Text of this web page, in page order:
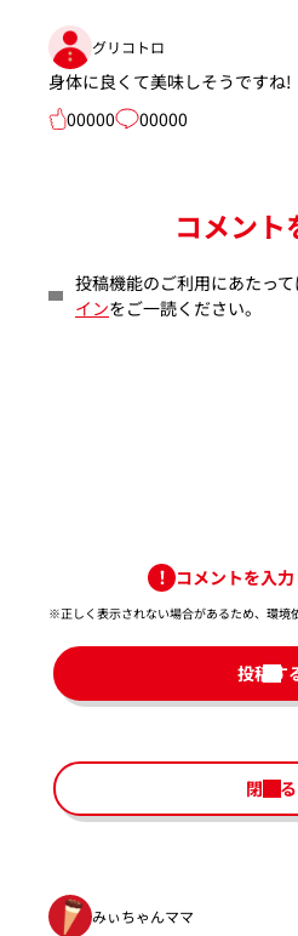
グリコトロ
身体に良くて美味しそうですね!
00000
00000
コメント
投稿機能のご利用にあたっ
インをご一読ください。
コメントを入
※正しく表示されない場合があるため、環境
投稿す
閉じる
みぃちゃんママ